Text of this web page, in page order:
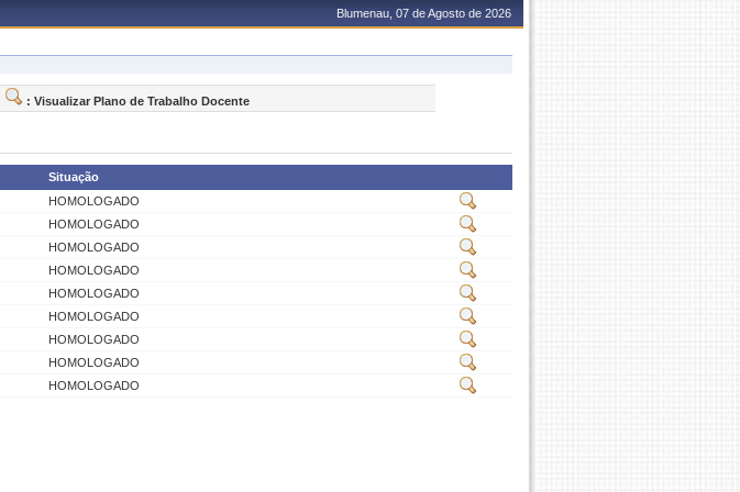
Blumenau, 07 de Agosto de 2026
: Visualizar Plano de Trabalho Docente
Situação
HOMOLOGADO
HOMOLOGADO
HOMOLOGADO
HOMOLOGADO
HOMOLOGADO
HOMOLOGADO
HOMOLOGADO
HOMOLOGADO
HOMOLOGADO